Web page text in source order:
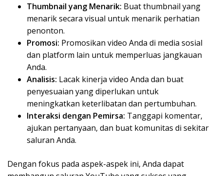
Thumbnail yang Menarik: Buat thumbnail yang
menarik secara visual untuk menarik perhatian
penonton.
Promosi: Promosikan video Anda di media sosial
dan platform lain untuk memperluas jangkauan
Anda.
Analisis: Lacak kinerja video Anda dan buat
penyesuaian yang diperlukan untuk
meningkatkan keterlibatan dan pertumbuhan.
Interaksi dengan Pemirsa: Tanggapi komentar,
ajukan pertanyaan, dan buat komunitas di sekitar
saluran Anda.
Dengan fokus pada aspek-aspek ini, Anda dapat